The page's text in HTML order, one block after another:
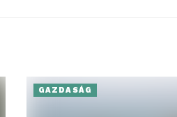
GAZDASÁG